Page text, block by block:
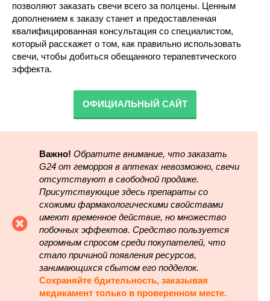
позволяют заказать свечи всего за полцены. Ценным
дополнением к заказу станет и предоставленная
квалифицированная консультация со специалистом,
который расскажет о том, как правильно использовать
свечи, чтобы добиться обещанного терапевтического
эффекта.
ОФИЦИАЛЬНЫЙ САЙТ
Важно! Обратите внимание, что заказать
G24 от геморроя в аптеках невозможно, свечи
отсутствуют в свободной продаже.
Присутствующие здесь препараты со
схожими фармакологическими свойствами
имеют временное действие, но множество
побочных эффектов. Средство пользуется
огромным спросом среди покупателей, что
стало причиной появления ресурсов,
занимающихся сбытом его подделок.
Сохраняйте бдительность, заказывая
медикамент только в проверенном месте.